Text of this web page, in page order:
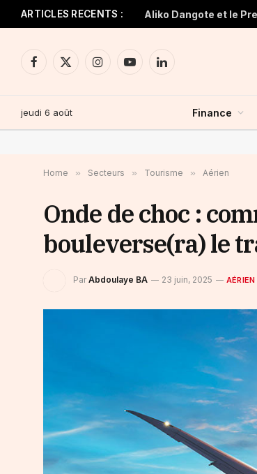
ARTICLES RECENTS :
Facebook
X
InstagramYouTubeLinkedIn
jeudi 6 août Finance
Home » Secteurs » Tourisme » Aérien
Onde de choc :
bouleverse(ra) le
Par Abdoulaye BA 23 juin, 2025 AÉRIEN